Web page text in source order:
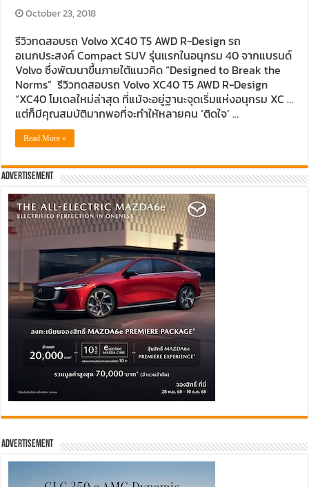
October 23, 2018
รีวิวทดสอบรถ Volvo XC40 T5 AWD R-Design รถ
อเนกประสงค์ Compact SUV รุ่นแรกในอนุกรม 40 จากแบรนด์
Volvo ซึ่งพัฒนาขึ้นภายใต้แนวคิด “Designed to Break the
Norms” รีวิวทดสอบรถ Volvo XC40 T5 AWD R-Design
“XC40 โมเดลใหม่ล่าสุด ที่แม้จะอยู่ฐานะจุดเริ่มแห่งอนุกรม XC …
แต่ก็มีคุณสมบัติมากพอที่จะทำให้หลายคน ‘ติดใจ’ …
Read More »
Advertisement
Advertisement